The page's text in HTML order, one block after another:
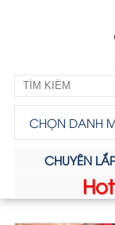
CHỌN DANH
CHUYÊN